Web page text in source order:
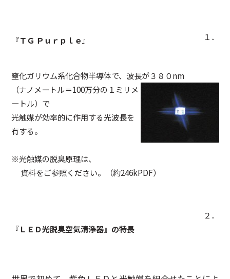
１．
『ＴＧ Ｐｕｒｐｌｅ』
窒化ガリウム系化合物半導体で、波長が３８０nm
（ナノメートル＝100万分の１ミリメ
ートル）で
光触媒が効率的に作用する光波長を
有する。
※光触媒の脱臭原理は、
資料をご参照ください。（約246kPDF）
２．
『ＬＥＤ光脱臭空気清浄器』の特長